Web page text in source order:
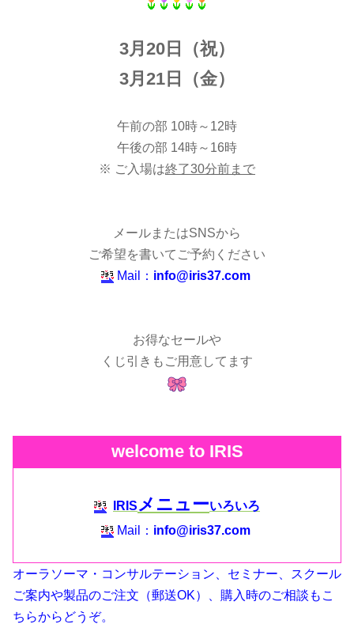
3月20日（祝）
3月21日（金）
午前の部 10時～12時
午後の部 14時～16時
※ ご入場は終了30分前まで
メールまたはSNSから
ご希望を書いてご予約ください
Mail： info@iris37.com
お得なセールや
くじ引きもご用意してます
welcome to IRIS
IRISメニューいろいろ
Mail： info@iris37.com
オーラソーマ・コンサルテーション、セミナー、スクール
ご案内や製品のご注文（郵送OK）、購入時のご相談もこ
ちらからどうぞ。